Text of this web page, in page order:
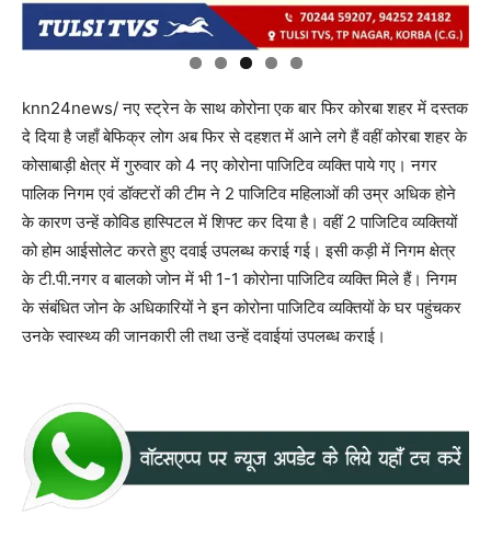
knn24news/ नए स्ट्रेन के साथ कोरोना एक बार फिर कोरबा शहर में दस्तक
दे दिया है जहाँ बेफिक्र लोग अब फिर से दहशत में आने लगे हैं वहीं कोरबा शहर के
कोसाबाड़ी क्षेत्र में गुरुवार को 4 नए कोरोना पाजिटिव व्यक्ति पाये गए। नगर
पालिक निगम एवं डॉक्टरों की टीम ने 2 पाजिटिव महिलाओं की उम्र अधिक होने
के कारण उन्हें कोविड हास्पिटल में शिफ्ट कर दिया है। वहीं 2 पाजिटिव व्यक्तियों
को होम आईसोलेट करते हुए दवाई उपलब्ध कराई गई। इसी कड़ी में निगम क्षेत्र
के टी.पी.नगर व बालको जोन में भी 1-1 कोरोना पाजिटिव व्यक्ति मिले हैं। निगम
के संबंधित जोन के अधिकारियों ने इन कोरोना पाजिटिव व्यक्तियों के घर पहुंचकर
उनके स्वास्थ्य की जानकारी ली तथा उन्हें दवाईयां उपलब्ध कराई।